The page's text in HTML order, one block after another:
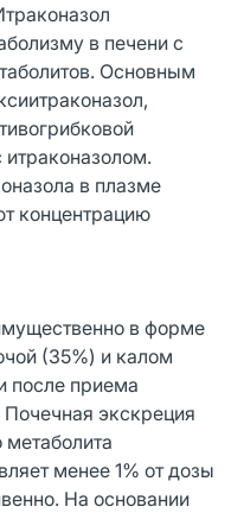
в печени с
Основным
в плазме
концентрацию
в форме
(35%) и калом
после приема
экскреция
метаболита
менее 1% от дозы
На основании